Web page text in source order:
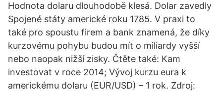
Hodnota dolaru dlouhodobě klesá. Dolar zavedly
Spojené státy americké roku 1785. V praxi to
také pro spoustu firem a bank znamená, že díky
kurzovému pohybu budou mít o miliardy vyšší
nebo naopak nižší zisky. Čtěte také: Kam
investovat v roce 2014; Vývoj kurzu eura k
americkému dolaru (EUR/USD) – 1 rok. Zdroj: